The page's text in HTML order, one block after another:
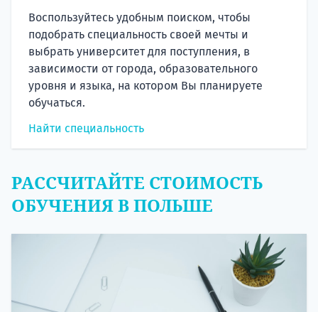
Воспользуйтесь удобным поиском, чтобы
подобрать специальность своей мечты и
выбрать университет для поступления, в
зависимости от города, образовательного
уровня и языка, на котором Вы планируете
обучаться.
Найти специальность
РАССЧИТАЙТЕ СТОИМОСТЬ
ОБУЧЕНИЯ В ПОЛЬШЕ